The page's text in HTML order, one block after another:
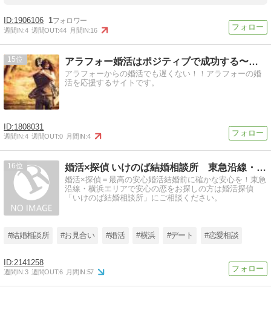
1906106 1
週間IN:4 週間OUT:44 月間IN:16
15 アラフォー婚活はポジティブで成功する〜恋愛レストラン〜
アラフォーからの婚活でも遅くない！！アラフォーの婚
活を応援するサイトです。
1808031
週間IN:4 週間OUT:0 月間IN:4
16 婚活×探偵 いけのば結婚相談所 東急沿線・横浜エリアの婚活
婚活×探偵＝最高の安心婚活結婚前に確かな安心を！東急
沿線・横浜エリアで安心の恋をお探しの方は婚活探偵
「いけのば結婚相談所」にご相談ください。
#結婚相談所 #お見合い #婚活 #横浜 #デート #恋愛相談
2141258
週間IN:3 週間OUT:6 月間IN:57